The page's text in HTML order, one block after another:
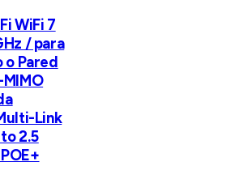
WiFi 7
/ para
o Pared
Link
2.5